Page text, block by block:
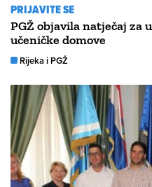
PRIJAVITE SE
PGŽ objavila natječaj za
učeničke domove
Rijeka i PGŽ